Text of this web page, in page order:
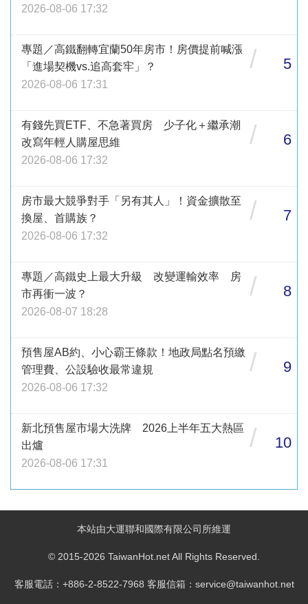
2026-08-06 17:32
專題／高鐵翻轉宜蘭50年房市！房價提前喊漲
「進場契機vs.追高套牢」？
2026-08-06 17:31
/ 5
有錢先買ETF、不急著買房 少子化＋繼承潮
改寫年輕人購屋思維
2026-08-06 17:32
/ 6
房市最大競爭對手「另有其人」！資金擴散至
換屋、首購族？
2026-08-06 17:32
/ 7
專題／高鐵史上最大升級 改變運輸效率 房
市再衝一波？
2026-08-07 18:28
/ 8
預售屋AB約、小心霸王條款！地政局點名預繳
管理費、公設驗收最常違規
2026-08-06 17:32
/ 9
新北預售屋市場大洗牌 2026上半年五大熱區
出爐
2026-08-06 17:31
/ 10
本站由大運聯和國際有限公司所維運
© 2015-2026 TaiwanHot.net All Rights Reserved.
客服電話：+886-2-8522-7968 客服信箱：service@taiwanhot.net